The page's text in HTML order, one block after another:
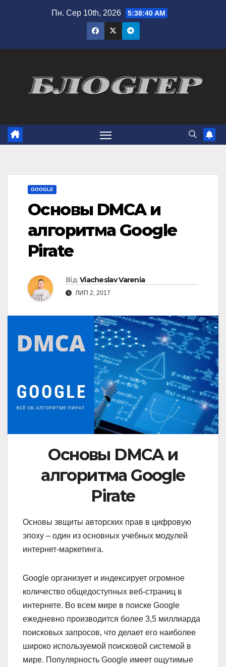
Пн. Сер 10th, 2026 5:38:41 AM
GOOGLE
Основы DMCA и
алгоритма Google
Pirate
Від Viacheslav Varenia
ЛИП 2, 2017
Основы DMCA и
алгоритма Google
Pirate
Основы звщиты авторских прав в цифровую
эпоху – один из основных учебных модулей
интернет-маркетинга.
Google организует и индексирует огромное
количество общедоступных веб-страниц в
интернете. Во всем мире в поиске Google
ежедневно производится более 3,5 миллиарда
поисковых запросов, что делает его наиболее
широко используемой поисковой системой в
мире. Популярность Google имеет ощутимые